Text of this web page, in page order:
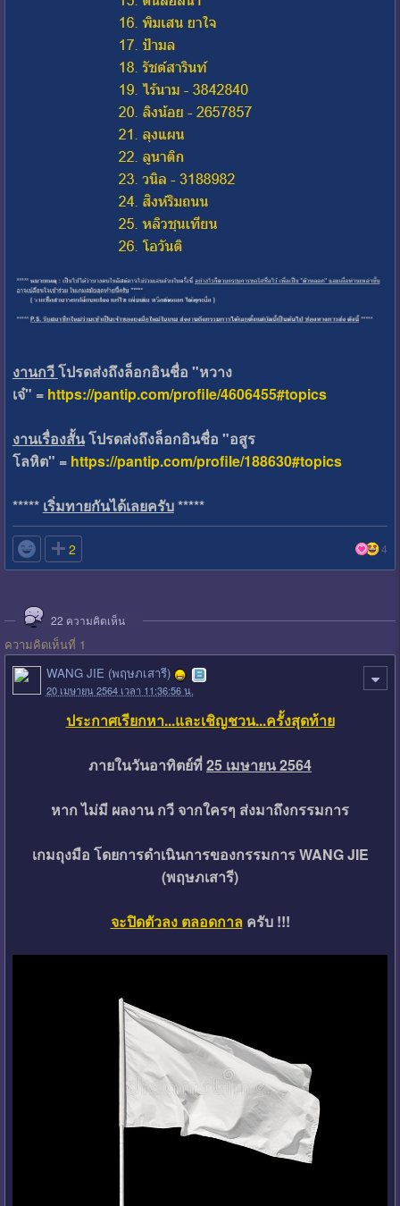
งานกวีโปรดส่งถึงล็อกอินชื่อ "หวาง
เจ๋" = https://pantip.com/profile/4606455#topics
งานเรื่องสั้นโปรดส่งถึงล็อกอินชื่อ "อสูร
โลหิต" = https://pantip.com/profile/188630#topics
***** เริ่มทายกันได้เลยครับ*****
 2 4
22 ความคิดเห็น
ความคิดเห็นที่ 1
WANG JIE (พฤษภเสารี)
20 เมษายน 2564 เวลา 11:36:56 น.
ประกาศเรียกหา...และเชิญชวน...ครั้งสุดท้าย
ภายในวันอาทิตย์ที่25 เมษายน 2564
หาก ไม่มี ผลงาน กวี จากใครๆ ส่งมาถึงกรรมการ
เกมถุงมือ โดยการดำเนินการของกรรมการ WANG JIE
(พฤษภเสารี)
จะปิดตัวลง ตลอดกาล ครับ !!!